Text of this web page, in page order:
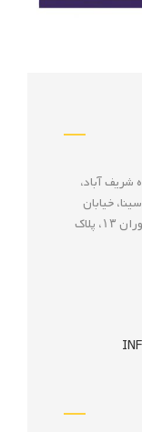
شريف آباد،
خيابان
۴۰، بعد از ميدان صنعت، كوی كوشاوران ۱۳، پلاک